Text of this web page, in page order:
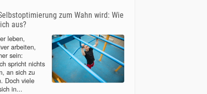
zum Wahn wird: Wie
aus?
leben,
arbeiten,
sein:
spricht nichts
an sich zu
Doch viele
in...